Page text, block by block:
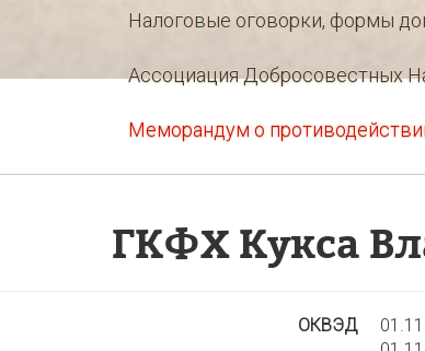
Налоговые оговорки, формы
Ассоциация Добросовестных
Меморандум о
ГКФХ Кукса
ОКВЭД